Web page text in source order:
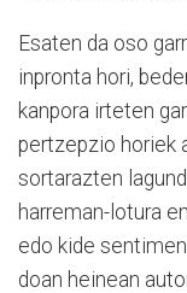
Esaten da oso
inpronta hori,
kanpora irteten
pertzepzio horiek
sortarazten
harreman-lotura
edo kide
doan heinean